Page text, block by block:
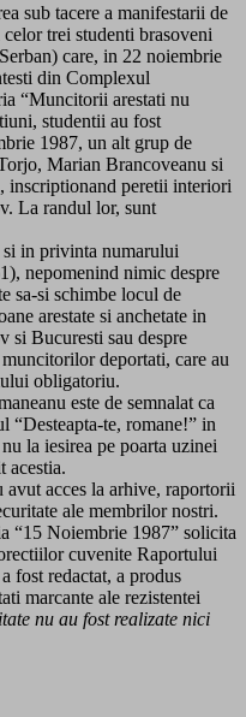
sub tacere a manifestarii de
trei studenti brasoveni
care, in 22 noiembrie
din Complexul
“Muncitorii arestati nu
studentii au fost
1987, un alt grup de
Marian Brancoveanu si
inscriptionand peretii interiori
La randul lor, sunt
si in privinta numarului
nepomenind nimic despre
sa-si schimbe locul de
arestate si anchetate in
si Bucuresti sau despre
deportati, care au
obligatoriu.
este de semnalat ca
“Desteapta-te, romane!” in
la iesirea pe poarta uzinei
acestia.
avut acces la arhive, raportorii
ale membrilor nostri.
“15 Noiembrie 1987” solicita
cuvenite Raportului
fost redactat, a produs
marcante ale rezistentei
nu au fost realizate nici